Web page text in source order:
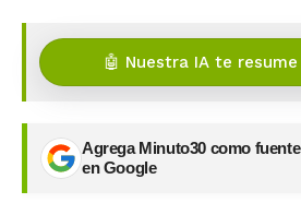
🤖 Nuestra IA te
Agrega Minuto30 como
en Google